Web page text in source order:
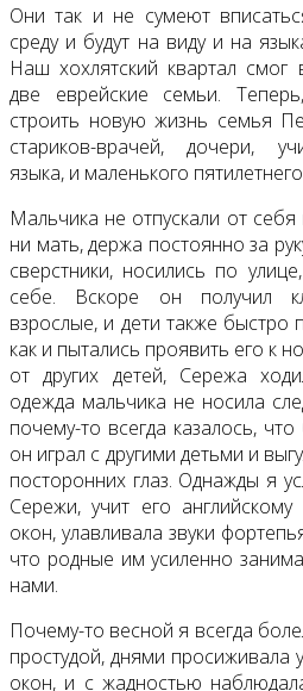
Они так и не сумеют
среду и будут на виду и на
Наш хохлятский квартал смог
две еврейские семьи.
строить новую жизнь семья
стариков-врачей, дочери,
языка, и маленького
Мальчика не отпускали от
ни мать, держа постоянно за
сверстники, носились по
себе. Вскоре он получил
взрослые, и дети также быстро
как и пытались проявить его к
от других детей, Сережа
одежда мальчика не носила
почему-то всегда казалось,
он играл с другими детьми и
посторонних глаз. Однажды я
Сережи, учит его
окон, улавливала звуки
что родные им усиленно
нами.
Почему-то весной я всегда
простудой, днями
окон, и с жадностью